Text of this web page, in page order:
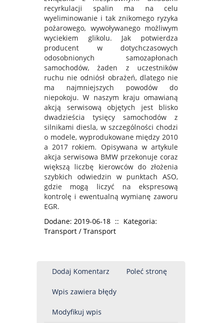
recyrkulacji spalin ma na celu
wyeliminowanie i tak znikomego ryzyka
pożarowego, wywoływanego możliwym
wyciekiem glikolu. Jak potwierdza
producent w dotychczasowych
odosobnionych samozapłonach
samochodów, żaden z uczestników
ruchu nie odniósł obrażeń, dlatego nie
ma najmniejszych powodów do
niepokoju. W naszym kraju omawianą
akcją serwisową objętych jest blisko
dwadzieścia tysięcy samochodów z
silnikami diesla, w szczególności chodzi
o modele, wyprodukowane między 2010
a 2017 rokiem. Opisywana w artykule
akcja serwisowa BMW przekonuje coraz
większą liczbę kierowców do złożenia
szybkich odwiedzin w punktach ASO,
gdzie mogą liczyć na ekspresową
kontrolę i ewentualną wymianę zaworu
EGR.
Dodane: 2019-06-18 :: Kategoria:
Transport / Transport
Dodaj Komentarz Poleć stronę
Wpis zawiera błędy
Modyfikuj wpis